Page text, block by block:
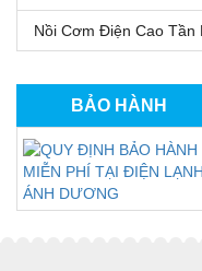
Nồi Cơm Điện Cao Tần
BẢO HÀNH